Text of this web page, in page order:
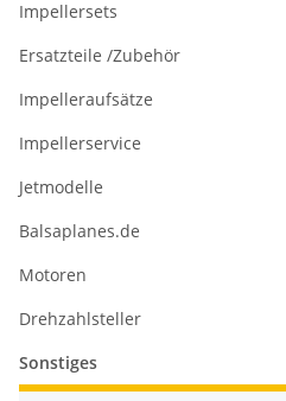
Impellersets
Ersatzteile /Zubehör
Impelleraufsätze
Impellerservice
Jetmodelle
Balsaplanes.de
Motoren
Drehzahlsteller
Sonstiges